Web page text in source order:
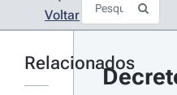
Voltar
Relacionados